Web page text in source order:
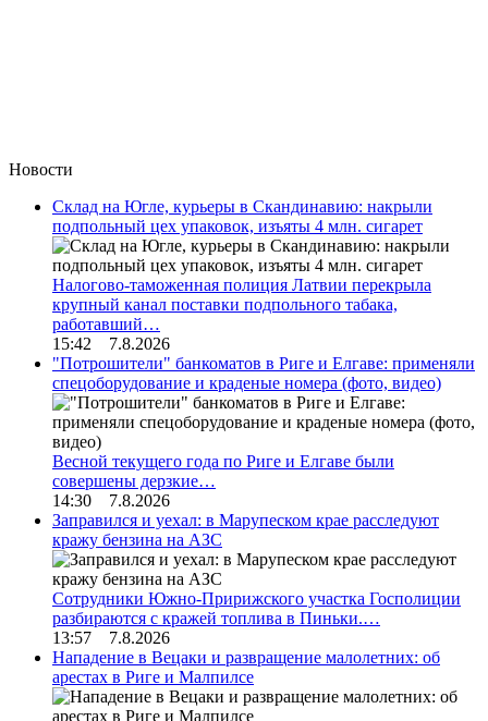
Новости
Склад на Югле, курьеры в Скандинавию: накрыли
подпольный цех упаковок, изъяты 4 млн. сигарет
Налогово-таможенная полиция Латвии перекрыла
крупный канал поставки подпольного табака,
работавший…
15:42 7.8.2026
"Потрошители" банкоматов в Риге и Елгаве: применяли
спецоборудование и краденые номера (фото, видео)
Весной текущего года по Риге и Елгаве были
совершены дерзкие…
14:30 7.8.2026
Заправился и уехал: в Марупеском крае расследуют
кражу бензина на АЗС
Сотрудники Южно-Пририжского участка Госполиции
разбираются с кражей топлива в Пиньки.…
13:57 7.8.2026
Нападение в Вецаки и развращение малолетних: об
арестах в Риге и Малпилсе